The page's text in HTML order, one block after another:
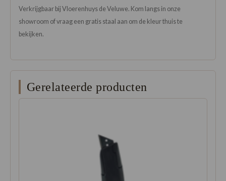
Verkrijgbaar bij Vloerenhuys de Veluwe. Kom langs in onze
showroom of vraag een gratis staal aan om de kleur thuis te
bekijken.
Gerelateerde producten